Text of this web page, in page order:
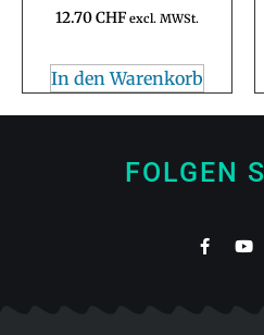
12.70CHF excl. MWSt.
In den Warenkorb
FOLGEN